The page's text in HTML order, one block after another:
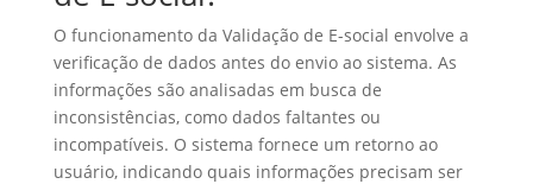
O funcionamento da Validação de E-social envolve a
verificação de dados antes do envio ao sistema. As
informações são analisadas em busca de
inconsistências, como dados faltantes ou
incompatíveis. O sistema fornece um retorno ao
usuário, indicando quais informações precisam ser